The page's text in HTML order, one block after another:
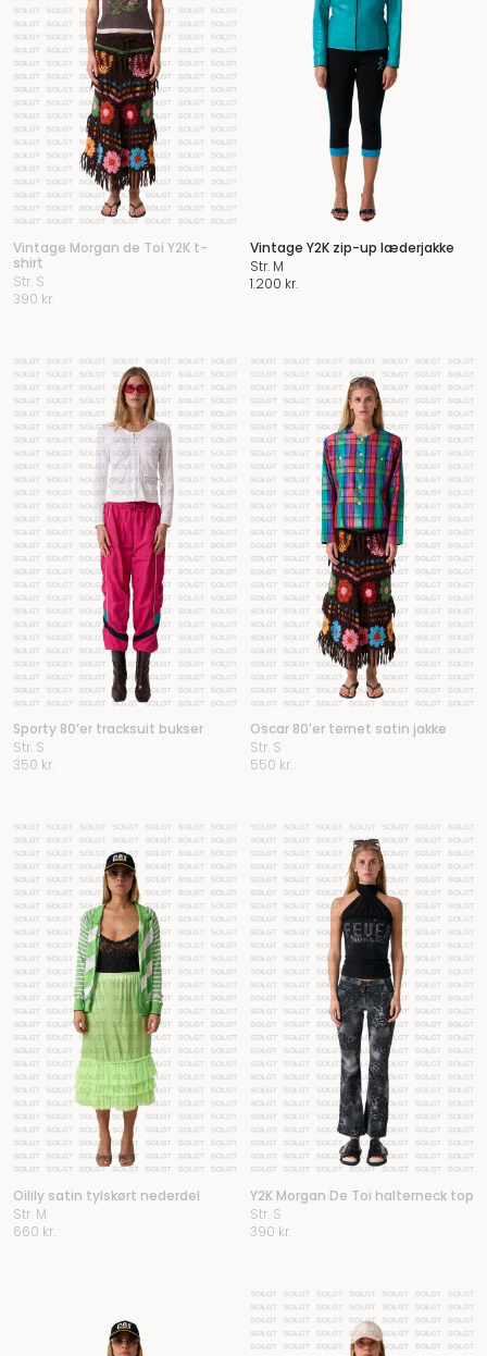
Vintage Morgan de Toi Y2K t-
shirt
Str. S
390 kr.
Vintage Y2K zip-up læderjakke
Str. M
1.200 kr.
Sporty 80’er tracksuit bukser
Str. S
350 kr.
Oscar 80’er ternet satin jakke
Str. S
550 kr.
Oilily satin tylskørt nederdel
Str. M
660 kr.
Y2K Morgan De Toi halterneck top
Str. S
390 kr.